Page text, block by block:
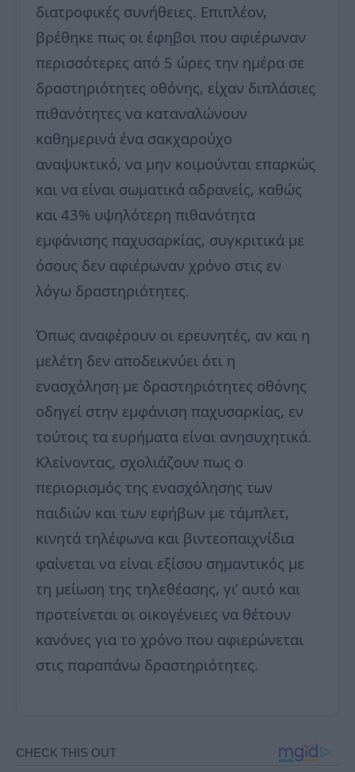
διατροφικές συνήθειες. Επιπλέον,
βρέθηκε πως οι έφηβοι που αφιέρωναν
περισσότερες από 5 ώρες την ημέρα σε
δραστηριότητες οθόνης, είχαν διπλάσιες
πιθανότητες να καταναλώνουν
καθημερινά ένα σακχαρούχο
αναψυκτικό, να μην κοιμούνται επαρκώς
και να είναι σωματικά αδρανείς, καθώς
και 43% υψηλότερη πιθανότητα
εμφάνισης παχυσαρκίας, συγκριτικά με
όσους δεν αφιέρωναν χρόνο στις εν
λόγω δραστηριότητες.
Όπως αναφέρουν οι ερευνητές, αν και η
μελέτη δεν αποδεικνύει ότι η
ενασχόληση με δραστηριότητες οθόνης
οδηγεί στην εμφάνιση παχυσαρκίας, εν
τούτοις τα ευρήματα είναι ανησυχητικά.
Κλείνοντας, σχολιάζουν πως ο
περιορισμός της ενασχόλησης των
παιδιών και των εφήβων με τάμπλετ,
κινητά τηλέφωνα και βιντεοπαιχνίδια
φαίνεται να είναι εξίσου σημαντικός με
τη μείωση της τηλεθέασης, γι’ αυτό και
προτείνεται οι οικογένειες να θέτουν
κανόνες για το χρόνο που αφιερώνεται
στις παραπάνω δραστηριότητες.